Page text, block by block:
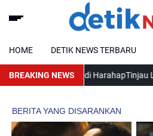
HOME DETIK NEWS TERBARU
BREAKING NEWS
Bupati PPU Andi HarahapTinjau